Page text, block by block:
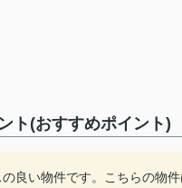
ト(おすすめポイント)
良い物件です。こちらの物